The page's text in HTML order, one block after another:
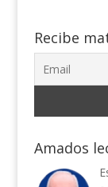
Recibe
Amados